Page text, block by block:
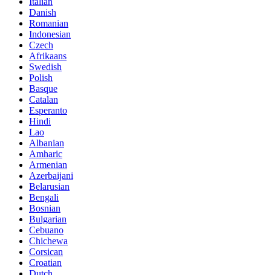
Danish
Romanian
Indonesian
Czech
Afrikaans
Swedish
Polish
Basque
Catalan
Esperanto
Hindi
Lao
Albanian
Amharic
Armenian
Azerbaijani
Belarusian
Bengali
Bosnian
Bulgarian
Cebuano
Chichewa
Corsican
Croatian